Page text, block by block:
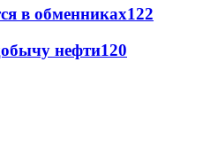
в обменниках122
нефти120